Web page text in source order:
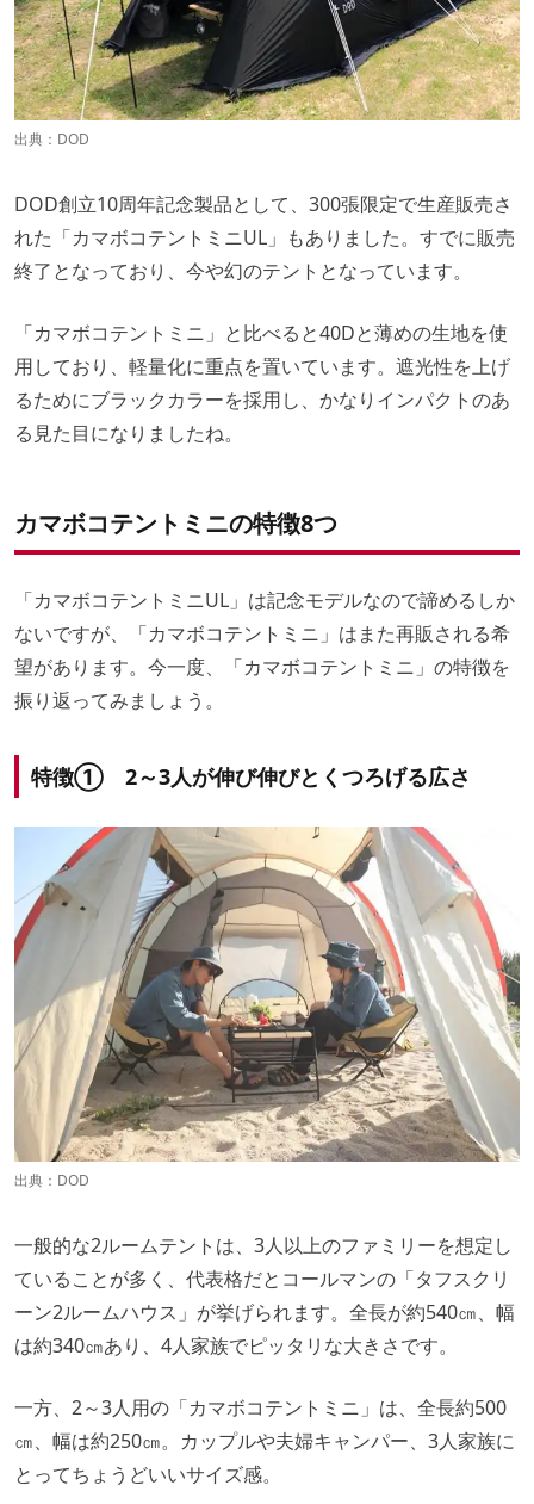
出典： DOD
DOD創立10周年記念製品として、300張限定で生産販売さ
れた「カマボコテントミニUL」もありました。すでに販売
終了となっており、今や幻のテントとなっています。
「カマボコテントミニ」と比べると40Dと薄めの生地を使
用しており、軽量化に重点を置いています。遮光性を上げ
るためにブラックカラーを採用し、かなりインパクトのあ
る見た目になりましたね。
カマボコテントミニの特徴8つ
「カマボコテントミニUL」は記念モデルなので諦めるしか
ないですが、「カマボコテントミニ」はまた再販される希
望があります。今一度、「カマボコテントミニ」の特徴を
振り返ってみましょう。
特徴① 2～3人が伸び伸びとくつろげる広さ
出典： DOD
一般的な2ルームテントは、3人以上のファミリーを想定し
ていることが多く、代表格だとコールマンの「タフスクリ
ーン2ルームハウス」が挙げられます。全長が約540㎝、幅
は約340㎝あり、4人家族でピッタリな大きさです。
一方、2～3人用の「カマボコテントミニ」は、全長約500
㎝、幅は約250㎝。カップルや夫婦キャンパー、3人家族に
とってちょうどいいサイズ感。